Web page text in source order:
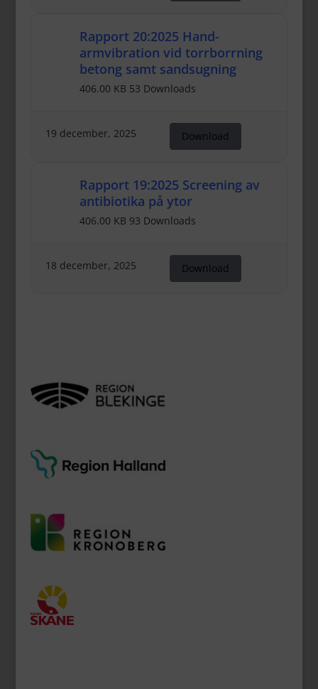
Rapport 20:2025 Hand-
armvibration vid torrborrning
betong samt sandsugning
406.00 KB 53 Downloads
19 december, 2025 Download
Rapport 19:2025 Screening av
antibiotika på ytor
406.00 KB 93 Downloads
18 december, 2025 Download